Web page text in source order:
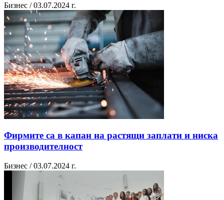
Бизнес / 03.07.2024 г.
Фирмите са в капан на растящи заплати и ниска
производителност
Бизнес / 03.07.2024 г.